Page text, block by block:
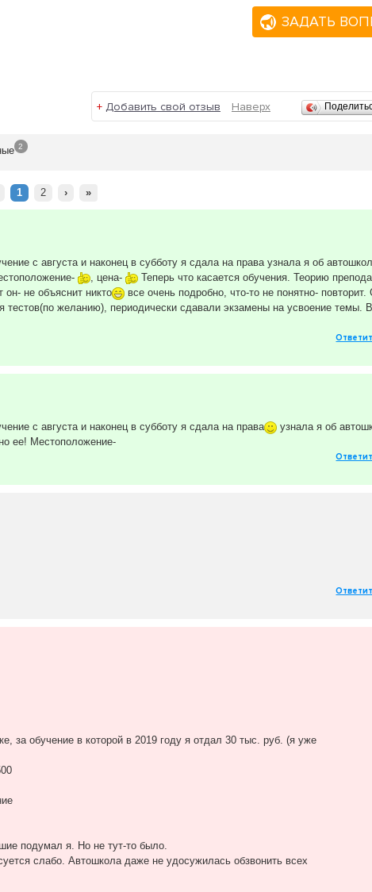
ЗАДАТЬ
+ Добавить свой отзыв Наверх
2
1 2 › »
с августа и наконец в субботу я сдала на права узнала я об
, цена-
Теперь что касается обучения. Теорию
он- не объяснит никто
все очень подробно, что-то не понятно- повторит.
желанию), периодически сдавали экзамены на усвоение темы.
с августа и наконец в субботу я сдала на права
узнала я об
ее! Местоположение-
за обучение в которой в 2019 году я отдал 30 тыс. руб. (я уже
подумал я. Но не тут-то было.
слабо. Автошкола даже не удосужилась обзвонить всех